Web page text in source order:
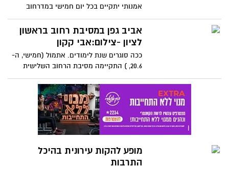
אמנותי יתקיים בכל יום חמישי במדרחוב
רוטשילד המחודש החל מה- 18 ביולי בין
השעות 22:30-18:00 .
אביב גפן במסיבת רחוב בראשון
לציון -צילום:אבי קקון
ככה סוגרים שנת לימודים. אתמול (חמישי, ה-
20.6, ) התקיימה מסיבת הרחוב השלישית
בראשון לציון, המסיבה התקיימה הפעם
ב"רובע" הבילויים. מסיבות הרחוב של ראשון
לציון , שכבר הפכו למותג הנקרא "בא לי טוב"
, יוצאות בגרסה השלישית שלהן והפעם
מעלים הילוך . צילום סטילס: אבי קקון
מופע להקות עירונית בהיכל
התרבות